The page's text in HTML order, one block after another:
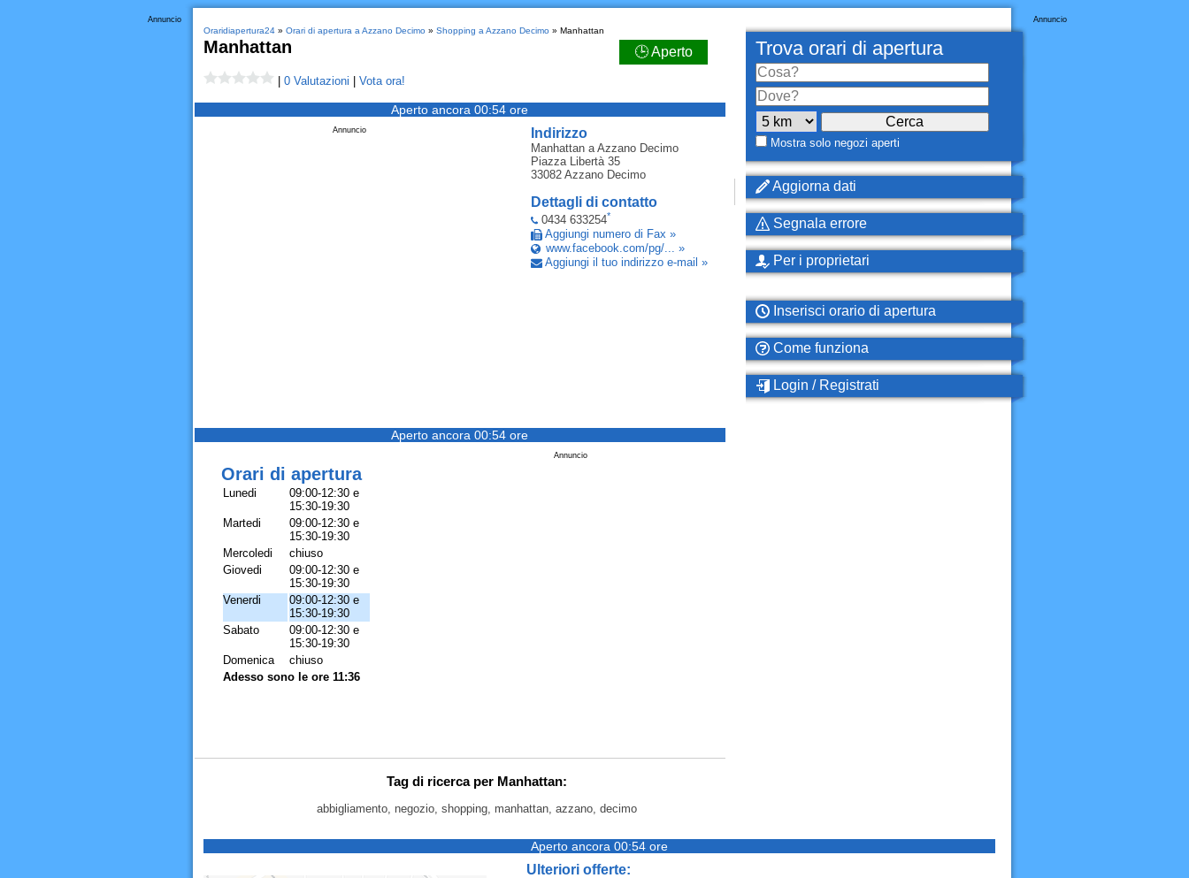
Annuncio
Oraridiapertura24» Orari di apertura a Azzano Decimo» Shopping a Azzano Decimo» Manhattan
Manhattan 🕒 Aperto
0 Valutazioni Vota ora!
Aperto ancora 00:54 ore
Indirizzo
Manhattana Azzano Decimo
Piazza Libertà 35
33082 Azzano Decimo
Dettagli di contatto
0434 633254*
Aggiungi numero di Fax »
www.facebook.com/pg/... »
Aggiungi il tuo indirizzo e-mail »
Annuncio
Aperto ancora 00:54 ore
Annuncio
Orari di apertura
Lunedi
09:00-12:30 e
15:30-19:30
Martedi
09:00-12:30 e
15:30-19:30
Mercoledi
chiuso
Giovedi
09:00-12:30 e
15:30-19:30
Venerdi
09:00-12:30 e
15:30-19:30
Sabato
09:00-12:30 e
15:30-19:30
Domenica
chiuso
Adesso sono le ore 11:36
Tag di ricerca per Manhattan:
abbigliamento, negozio, shopping, manhattan, azzano, decimo
Annuncio
Trova orari di apertura
Mostra solo negozi aperti
Aggiorna dati
Segnala errore
Per i proprietari
Inserisci orario di apertura
Come funziona
Login / Registrati
Aperto ancora 00:54 ore
Ulteriori offerte: